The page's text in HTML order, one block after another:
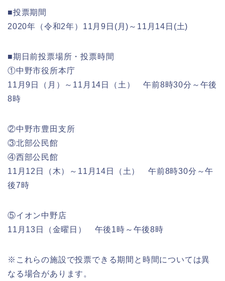
■投票期間
2020年（令和2年）11月9日(月)～11月14日(土)
■期日前投票場所・投票時間
①中野市役所本庁
11月9日（月）～11月14日（土） 午前8時30分～午後
8時
②中野市豊田支所
③北部公民館
④西部公民館
11月12日（木）～11月14日（土） 午前8時30分～午
後7時
⑤イオン中野店
11月13日（金曜日） 午後1時～午後8時
※これらの施設で投票できる期間と時間については異
なる場合があります。